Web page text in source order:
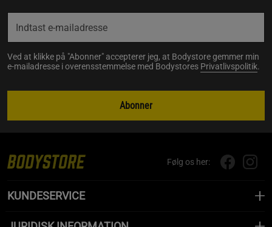
Ved at klikke på "Abonner" accepterer jeg, at Bodystore gemmer min
e-mailadresse i overensstemmelse med Bodystores Privatlivspolitik.
Abonner
Følg os her:
KUNDESERVICE